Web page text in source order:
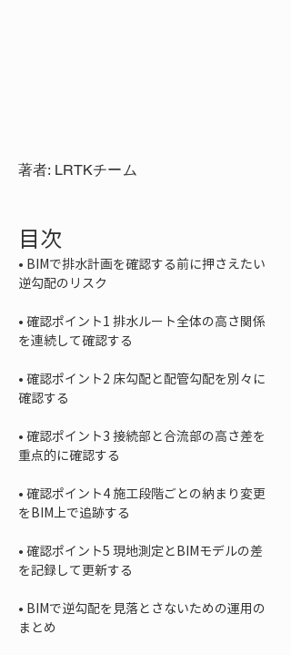
著者: LRTKチーム
目次
• BIMで排水計画を確認する前に押さえたい
• 確認ポイント1 排水ルート全体の高さ関係
• 確認ポイント2 床勾配と配管勾配を別々に
• 確認ポイント3 接続部と合流部の高さ差を
• 確認ポイント4 施工段階ごとの納まり変更
• 確認ポイント5 現地測定とBIMモデルの差
• BIMで逆勾配を見落とさないための運用の
まとめ